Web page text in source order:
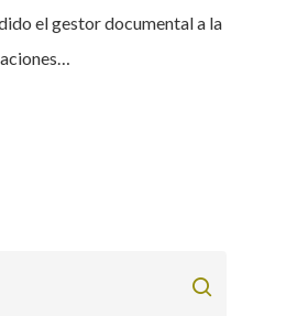
el gestor documental a la